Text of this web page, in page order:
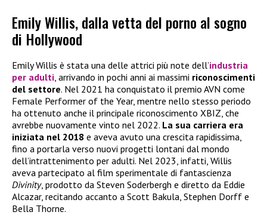
Emily Willis, dalla vetta del porno al sogno
di Hollywood
Emily Willis è stata una delle attrici più note dell’industria
per adulti , arrivando in pochi anni ai massimi riconoscimenti
del settore. Nel 2021 ha conquistato il premio AVN come
Female Performer of the Year, mentre nello stesso periodo
ha ottenuto anche il principale riconoscimento XBIZ, che
avrebbe nuovamente vinto nel 2022. La sua carriera era
iniziata nel 2018 e aveva avuto una crescita rapidissima,
fino a portarla verso nuovi progetti lontani dal mondo
dell’intrattenimento per adulti. Nel 2023, infatti, Willis
aveva partecipato al film sperimentale di fantascienza
Divinity, prodotto da Steven Soderbergh e diretto da Eddie
Alcazar, recitando accanto a Scott Bakula, Stephen Dorff e
Bella Thorne.